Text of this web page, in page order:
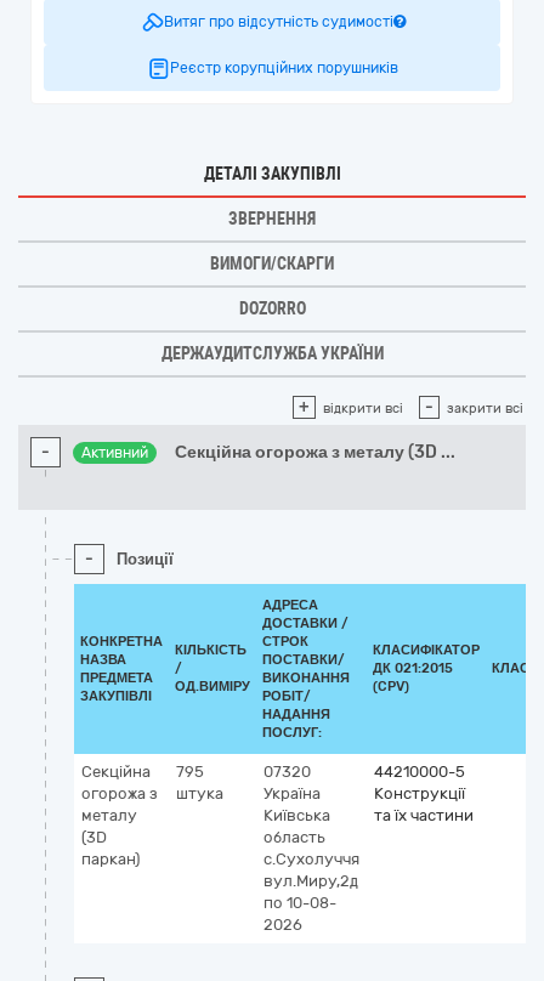
Витяг про відсутність судимості
Реєстр корупційних порушників
ДЕТАЛІ ЗАКУПІВЛІ
ЗВЕРНЕННЯ
ВИМОГИ/СКАРГИ
DOZORRO
ДЕРЖАУДИТСЛУЖБА УКРАЇНИ
+ відкрити всі - закрити всі
- Активний Секційна огорожа з металу (3D ...
- Позиції
КОНКРЕТНА
НАЗВА
ПРЕДМЕТА
ЗАКУПІВЛІ
КІЛЬКІСТЬ
/
ОД.ВИМІРУ
АДРЕСА
ДОСТАВКИ /
СТРОК
ПОСТАВКИ/
ВИКОНАННЯ
РОБІТ/
НАДАННЯ
ПОСЛУГ:
КЛАСИФІКАТОР
ДК 021:2015
(CPV)
Секційна
огорожа з
металу
(3D
паркан)
795
штука
07320
Україна
Київська
область
с.Сухолуччя
вул.Миру,2д
по 10-08-
2026
44210000-5
Конструкції
та їх частини